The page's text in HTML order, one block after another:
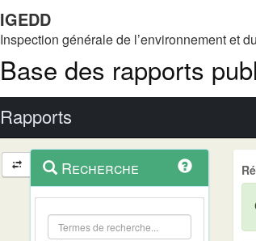
IGEDD
Inspection générale de l’environnement et
Base des rapports
Rapports
Navigation
et
outils
contextuel
Recherche